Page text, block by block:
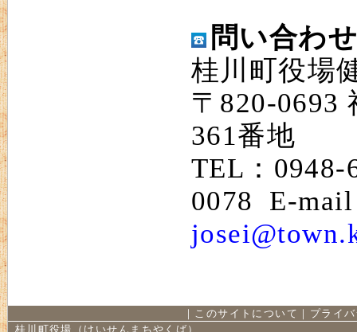
問い合わ
桂川町役場
〒820-0693
361番地
TEL：0948-
0078 E-
｜ このサイトについて ｜ プライ
桂川町役場（けいせんまちやくば）